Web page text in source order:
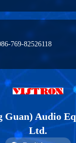
769-82526118
Guan) Audio
Ltd.